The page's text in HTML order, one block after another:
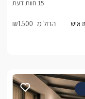
החל מ- ₪1500